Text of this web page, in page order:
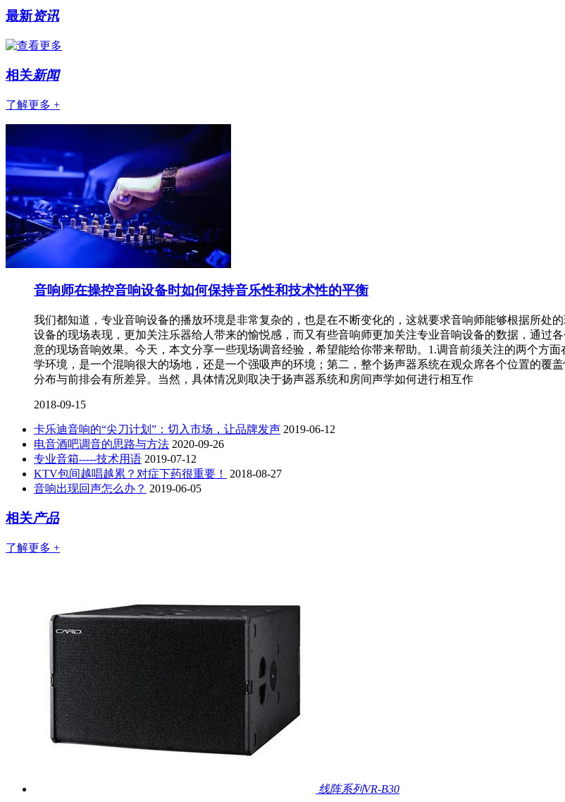
最新资讯
相关新闻
了解更多 +
音响师在操控音响设备时如何保持音乐性和技术性的平衡
我们都知道，专业音响设备的播放环境是非常复杂的，也是在不断变化的，这就要求音响师能够根据所处
设备的现场表现，更加关注乐器给人带来的愉悦感，而又有些音响师更加关注专业音响设备的数据，通过
意的现场音响效果。今天，本文分享一些现场调音经验，希望能给你带来帮助。1.调音前须关注的两个方
学环境，是一个混响很大的场地，还是一个强吸声的环境；第二，整个扬声器系统在观众席各个位置的覆
分布与前排会有所差异。当然，具体情况则取决于扬声器系统和房间声学如何进行相互作
2018-09-15
卡乐迪音响的“尖刀计划”：切入市场，让品牌发声 2019-06-12
电音酒吧调音的思路与方法 2020-09-26
专业音箱-----技术用语 2019-07-12
KTV包间越唱越累？对症下药很重要！
2018-08-27
音响出现回声怎么办？ 2019-06-05
相关产品
了解更多 +
线阵系列VR-B30